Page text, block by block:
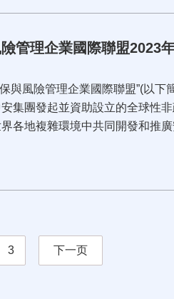
管理企業國際聯盟2023
與風險管理企業國際聯盟”(以下
集團發起並資助設立的全球性
各地複雜環境中共同開發和推
3 下一页